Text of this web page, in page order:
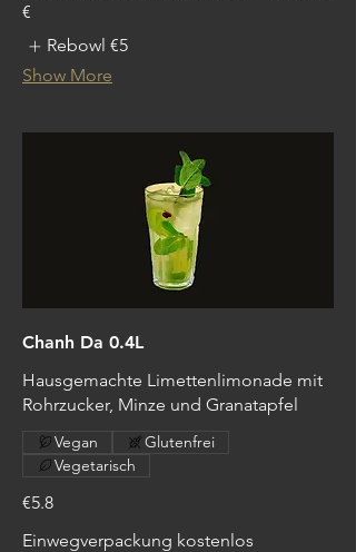
€
Rebowl €5
Show More
Chanh Da 0.4L
Hausgemachte Limettenlimonade mit
Rohrzucker, Minze und Granatapfel
€5.8
Vegan
Glutenfrei
Vegetarisch
Einwegverpackung kostenlos